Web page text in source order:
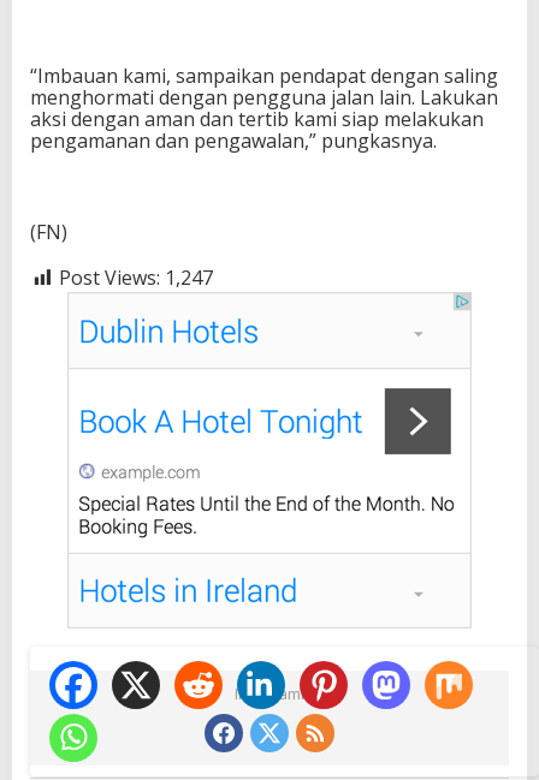
“Imbauan kami, sampaikan pendapat dengan saling
menghormati dengan pengguna jalan lain. Lakukan
aksi dengan aman dan tertib kami siap melakukan
pengamanan dan pengawalan,” pungkasnya.
(FN)
Post Views: 1,247
Ikuti Kami